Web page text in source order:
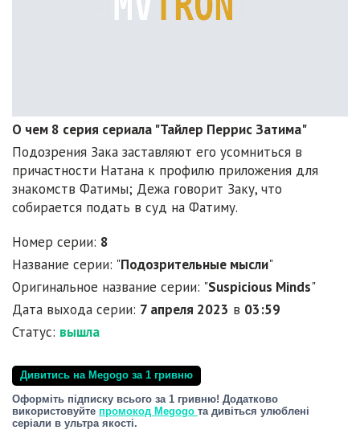
О чем 8 серия сериала "Тайлер Перрис Затима"
Подозрения Зака заставляют его усомниться в
причастности Натана к профилю приложения для
знакомств Фатимы; Дежа говорит Заку, что
собирается подать в суд на Фатиму.
Номер серии: 8
Название серии: "Подозрительные мысли"
Оригинальное название серии: "Suspicious Minds"
Дата выхода серии: 7 апреля 2023 в 03:59
Статус: вышла
Дивитись на Megogo за 1 гривню
Оформіть підписку всього за 1 гривню! Додатково
використовуйте промокод Megogo та дивіться улюблені
серіали в ультра якості.